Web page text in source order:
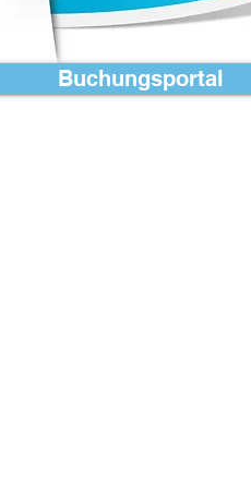
Buchungsportal